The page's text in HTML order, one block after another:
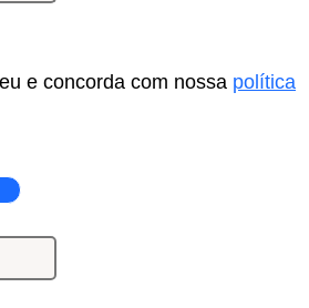
e concorda com nossa política